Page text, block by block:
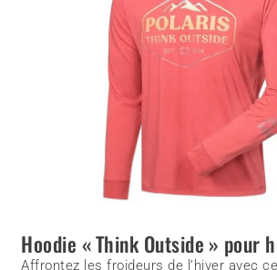
Hoodie « Think Outside » pour
Affrontez les froideurs de l’hiver avec